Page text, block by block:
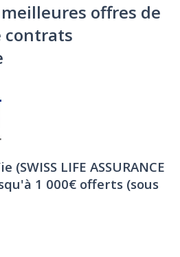
offres de
contrats
LIFE ASSURANCE
1 000€ offerts (sous